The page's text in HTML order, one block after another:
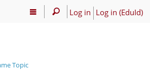
Log in Log in (EduId)
Topic